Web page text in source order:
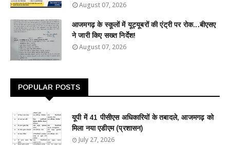
August 07, 2026
आजमगढ़ के स्कूलों में यूट्यूबरों की एंट्री पर रोक...बीएसए
ने जारी किए सख्त निर्देश!
August 07, 2026
POPULAR POSTS
यूपी में 41 पीसीएस अधिकारियों के तबादले, आजमगढ़ को
मिला नया एडीएम (प्रशासन)
July 27, 2026